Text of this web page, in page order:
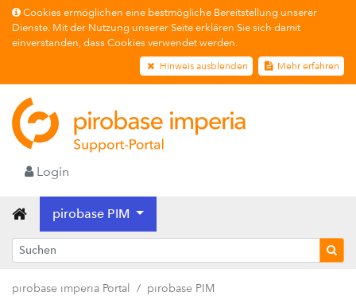
Cookies ermöglichen eine bestmögliche Bereitstellung unserer
Dienste. Mit der Nutzung unserer Seite erklären Sie sich damit
einverstanden, dass Cookies verwendet werden.
Hinweis ausblenden Mehr erfahren
Login
pirobase PIM
pirobase imperia Portal
pirobase PIM